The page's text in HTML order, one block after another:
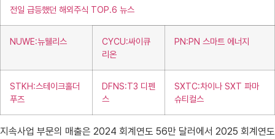
전일 급등했던 해외주식 TOP.6 뉴스
NUWE:뉴웰리스
CYCU:싸이큐
리온
PN:PN 스마트 에너지
STKH:스테이크홀더
푸즈
DFNS:T3 디펜
스
SXTC:차이나 SXT 파마
슈티컬스
지속사업 부문의 매출은 2024 회계연도 56만 달러에서 2025 회계연도